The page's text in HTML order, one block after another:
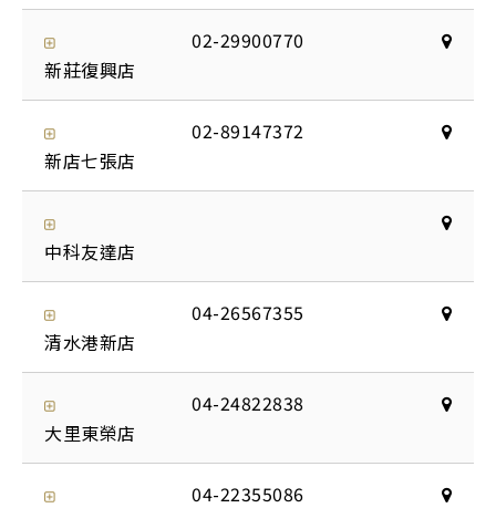
新莊復興店
02-29900770
新店七張店
02-89147372
中科友達店
清水港新店
04-26567355
大里東榮店
04-24822838
04-22355086